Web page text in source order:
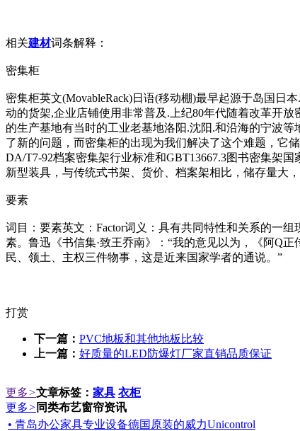
相关建材词条解释：
密集柜
密集柜英文(MovableRack)日语(移动棚)最早起源于岛国日
动的货架,企业店铺使用非常普及.上纪80年代随着改革开
的生产基地有当时的工业老基地洛阳.沈阳.和沿海的宁波
了新的问题，而密集柜的出现为我们解决了这个难题，它
DA/T7-92档案密集架行业标准和GBT13667.3图书密集架
新型装具，与传统式书架、货价、档案架相比，储存量大
要素
词目：要素英文：Factor词义：具有共同特性和关系的一
素。鲁迅《书信集·致王乔南》：“我的意见以为，《阿Q
民、领土、主权三件物事，这是近来国家学者的通说。”
打赏
下一篇： PVC地板和其他地板比较
上一篇： 好质量的LED防爆灯厂家直销品质保证
更多>文章标签： 家具 衣柜
更多> 同类布艺窗帘资讯
• 青岛办公家具专业设备德国原装的威力Unicontrol